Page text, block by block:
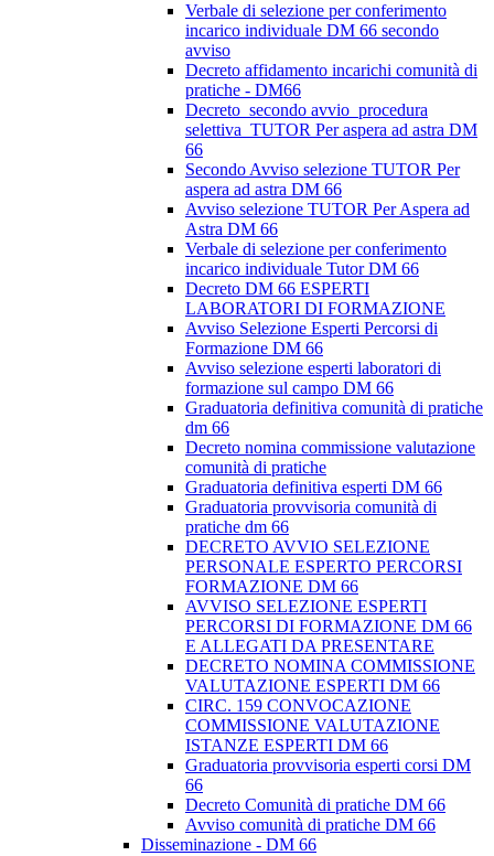
Verbale di selezione per conferimento
incarico individuale DM 66 secondo
avviso
Decreto affidamento incarichi comunità di
pratiche - DM66
Decreto_secondo avvio_procedura
selettiva_TUTOR Per aspera ad astra DM
66
Secondo Avviso selezione TUTOR Per
aspera ad astra DM 66
Avviso selezione TUTOR Per Aspera ad
Astra DM 66
Verbale di selezione per conferimento
incarico individuale Tutor DM 66
Decreto DM 66 ESPERTI
LABORATORI DI FORMAZIONE
Avviso Selezione Esperti Percorsi di
Formazione DM 66
Avviso selezione esperti laboratori di
formazione sul campo DM 66
Graduatoria definitiva comunità di pratiche
dm 66
Decreto nomina commissione valutazione
comunità di pratiche
Graduatoria definitiva esperti DM 66
Graduatoria provvisoria comunità di
pratiche dm 66
DECRETO AVVIO SELEZIONE
PERSONALE ESPERTO PERCORSI
FORMAZIONE DM 66
AVVISO SELEZIONE ESPERTI
PERCORSI DI FORMAZIONE DM 66
E ALLEGATI DA PRESENTARE
DECRETO NOMINA COMMISSIONE
VALUTAZIONE ESPERTI DM 66
CIRC. 159 CONVOCAZIONE
COMMISSIONE VALUTAZIONE
ISTANZE ESPERTI DM 66
Graduatoria provvisoria esperti corsi DM
66
Decreto Comunità di pratiche DM 66
Avviso comunità di pratiche DM 66
Disseminazione - DM 66